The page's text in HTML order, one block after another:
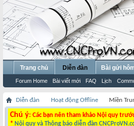
Trang chủ Diễn đàn
Forum Home Bài viết mới FAQ Lịch
Bài gửi
Diễn đàn Hoạt động Offline Miền
Chú ý: Các bạn nên tham khảo Nội quy
* Nội quy và Thông báo diễn đàn